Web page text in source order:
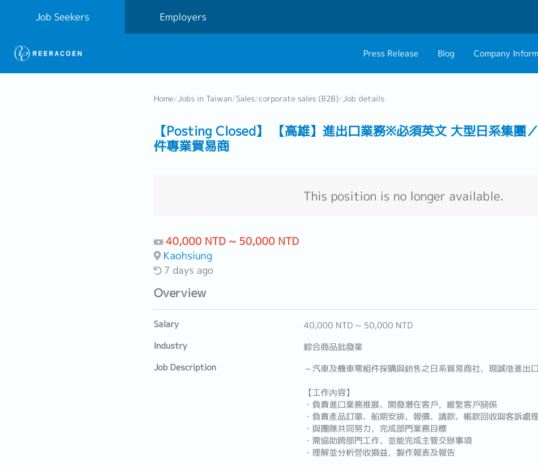
Job Seekers Employers
Press Release Blog Company
Home/Jobs in Taiwan/Sales/corporate sales (B2B)/Job details
【Posting Closed】 【高雄】進出口業務※必須英文 大型日系集團
件專業貿易商
This position is no longer available.
40,000 NTD ~ 50,000 NTD
Kaohsiung
7 days ago
Overview
Salary
40,000 NTD ~ 50,000 NTD
Industry
綜合商品批發業
Job Description
～汽車及機車零組件採購與銷售之日系貿易商社，現誠徵進出
【工作內容】
・負責進口業務推展、開發潛在客戶，維繫客戶關係
・負責產品訂單、船期安排、報價、請款、帳款回收與客訴處
・與團隊共同努力，完成部門業務目標
・需協助跨部門工作，並能完成主管交辦事項
・理解並分析營收損益，製作報表及報告